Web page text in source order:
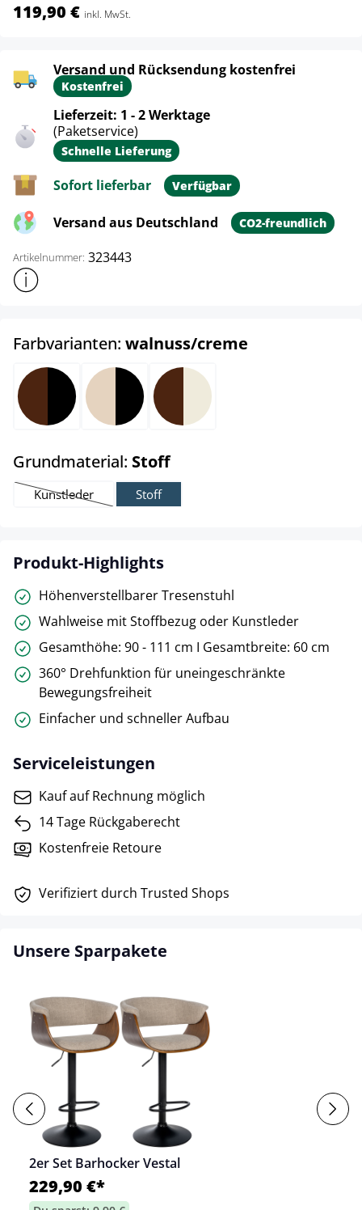
119,90 € inkl. MwSt.
Versand und Rücksendung kostenfrei
Kostenfrei
Lieferzeit: 1 - 2 Werktage
(Paketservice)
Schnelle Lieferung
Sofort lieferbar Verfügbar
Versand aus Deutschland CO2-freundlich
Artikelnummer: 323443
Weitere Produktinformationen anzeigen
Farbvarianten: walnuss/creme
walnuss/schwarznatura/schwarzwalnuss/creme
Grundmaterial: Stoffauswählen
Kunstleder
(Diese Option ist zurzeit nicht verfügbar.)
Stoff
Produkt-Highlights
Höhenverstellbarer Tresenstuhl
Wahlweise mit Stoffbezug oder Kunstleder
Gesamthöhe: 90 - 111 cm I Gesamtbreite: 60 cm
360° Drehfunktion für uneingeschränkte
Bewegungsfreiheit
Einfacher und schneller Aufbau
Serviceleistungen
Kauf auf Rechnung möglich
14 Tage Rückgaberecht
Kostenfreie Retoure
Verifiziert durch Trusted Shops
Unsere Sparpakete
2er Set Barhocker Vestal
229,90 €*